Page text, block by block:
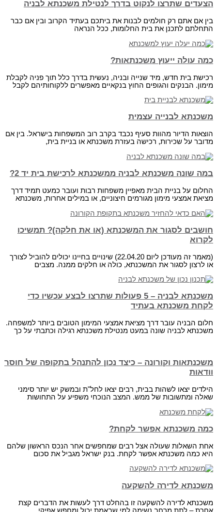
הצעדים שתרצו לנקוט בדרך לנטילת משכנתא לבניה
בין אם אתם רק חולמים לבנות את ביתכם בעתיד הקרוב ובין אם כבר
התחלתם לתכנן את בית החלומות, ככל הנראה
כמה עולה ייעוץ משכנתאות?
רכישת בית חדש, מיד שנייה ובניה, נעשית בדרך כלל תוך פניה לקבלת
מימון. הבנקים והגופים החוץ בנקאיים מאפשרים ללקוחותיהם לקבל
משכנתא לבנייה עצמית
הוצאות הדיור מהוות סעיף נכבד בקרב רוב המשפחות בישראל. בין אם
מדובר על שכירות, רכישה בעזרת משכנתא או בניית בית,
במה שונה משכנתא לבניה ממשכנתא לרכישת בית יד 2?
החלום על בניית הבית מאפיין משפחות רבות ועובר כמעט תמיד דרך
מציאת אמצעי מימון מגורמים חיצוניים, או במילים אחרות, משכנתא
חושבים לסגור את המשכנתא (או את חלקה)? תמשיכו
לקרוא
(מאמר זה מעודכן ליום 22.04.20) שינויים בחיינו יכולים להוביל לצורך
או לרצון לסגור את המשכנתא, כולה או חלקים ממנה. מצבים
משכנתא לבניה – 5 פעולות שתרצו לבצע עכשיו כדי
לקחת משכנתא בעתיד
חלום הבניה עובר דרך מציאת אמצעי המימון הטובים ביותר למשפחה.
משכנתא לבניה שונה במעט מנטילת משכנתא רגילה וכתבתי על כך
משכנתאות וקורונה – כיצד נכון להתנהל בתקופה של חוסר
וודאות
הילדים יצאו לשהות בבית, רבים יצאו לחל"ת ובמשק יש יותר סימני
שאלה ומתשובות של ממש. המצב הנוכחי משפיע על התחושות
כמה משכנתא אפשר לקחת?
אחת השאלות שעולה אצל רבים שמחפשים אחר הנכס הראשון שלהם
היא כמה משכנתא אפשר לקחת. בנק ישראל מגביל את סכום
משכנתא לדירה להשקעה
משכנתא לדירה להשקעה זו בהחלט דרך לעשות את הדברים קצת
אחרת – לתת מרחב נשימה למי שבאמת יכול ומחפש אפיקי